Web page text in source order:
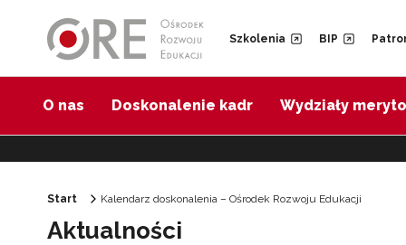
Szkolenia BIP
O nas Doskonalenie kadr Wydziały
Start Kalendarz doskonalenia – Ośrodek Rozwoju Edukacji
Aktualności